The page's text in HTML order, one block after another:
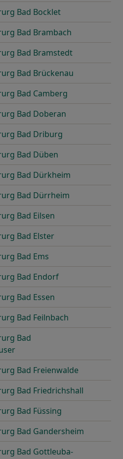
Bad Bocklet
Bad Brambach
Bad Bramstedt
Bad Brückenau
Bad Camberg
Bad Doberan
Bad Driburg
Bad Düben
Bad Dürkheim
Bad Dürrheim
Bad Eilsen
Bad Elster
Bad Ems
Bad Endorf
Bad Essen
Bad Feilnbach
Bad
Bad Freienwalde
Bad Friedrichshall
Bad Füssing
Bad Gandersheim
Bad Gottleuba-